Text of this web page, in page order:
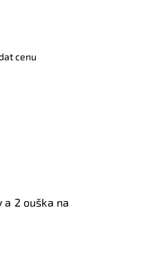
cenu
a 2 ouška na